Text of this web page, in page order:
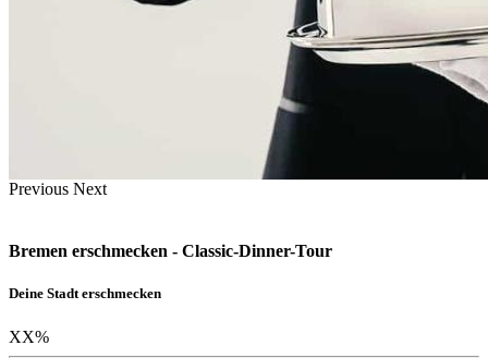
Previous Next
Bremen erschmecken - Classic-Dinner-Tour
Deine Stadt erschmecken
XX%